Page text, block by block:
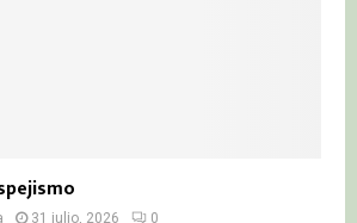
31 julio, 2026 0